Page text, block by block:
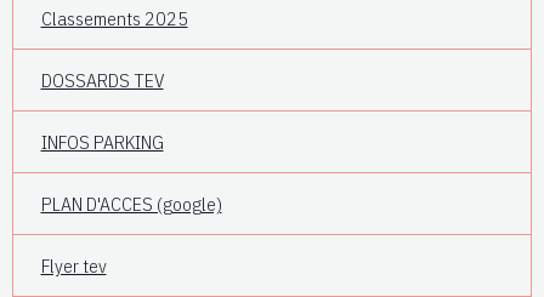
Classements 2025
DOSSARDS TEV
INFOS PARKING
PLAN D'ACCES (google)
Flyer tev